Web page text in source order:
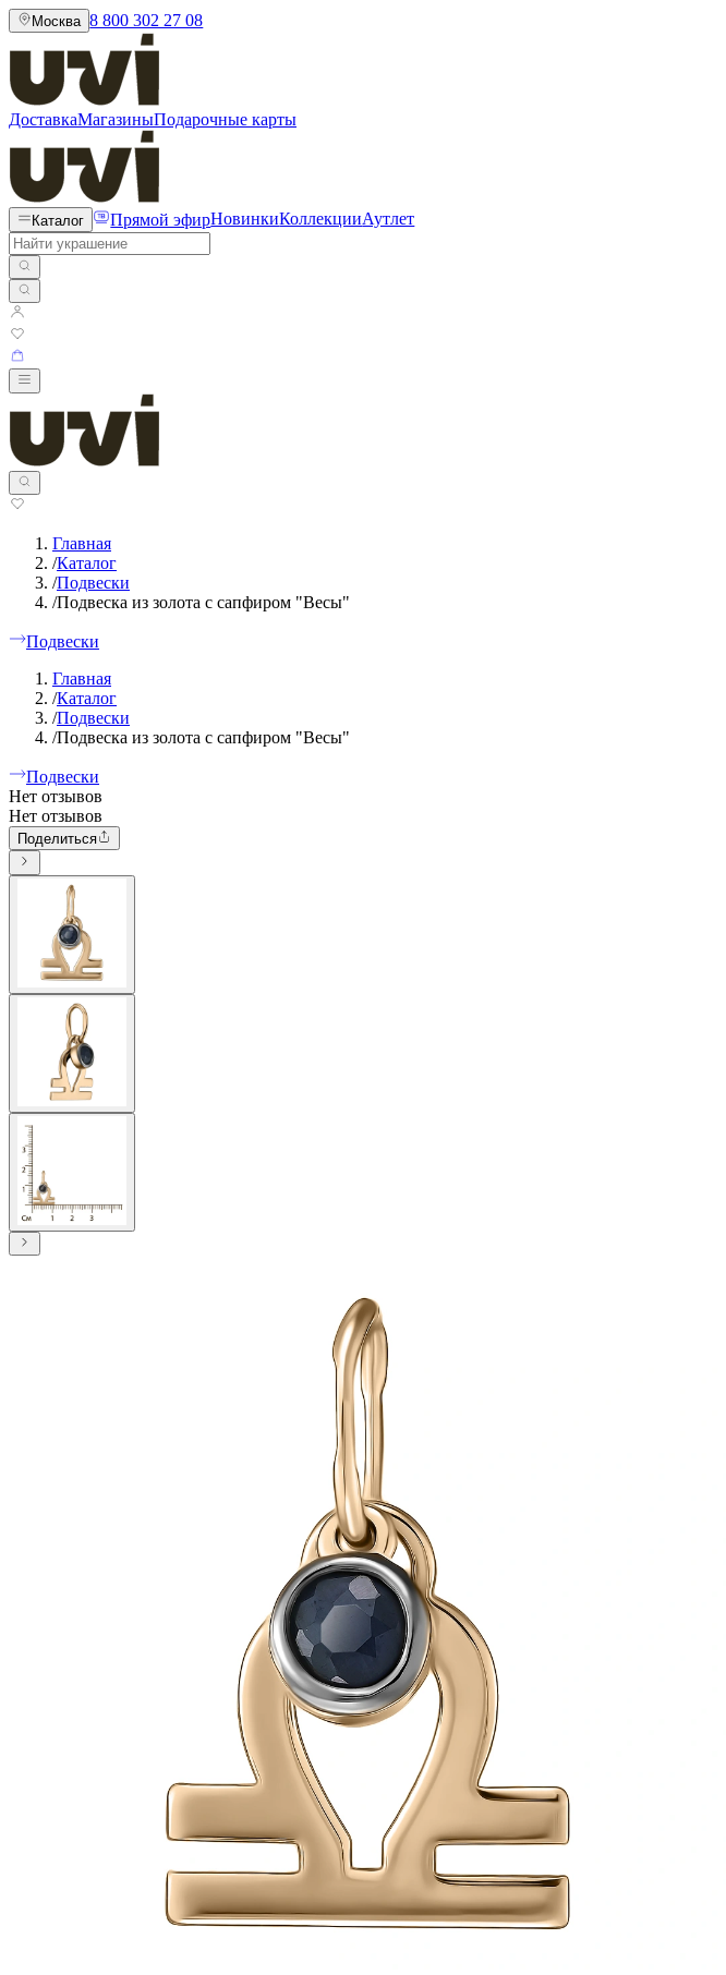
Москва 8 800 302 27 08
ДоставкаМагазиныПодарочные карты
Каталог Прямой эфирНовинкиКоллекцииАутлет
Главная
/Каталог
/Подвески
/Подвеска из золота с сапфиром "Весы"
Подвески
Главная
/Каталог
/Подвески
/Подвеска из золота с сапфиром "Весы"
Подвески
Нет отзывов
Нет отзывов
Поделиться